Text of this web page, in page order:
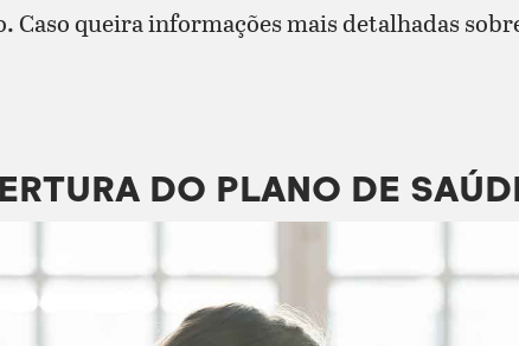
. Caso queira informações mais detalhadas
DO PLANO DE